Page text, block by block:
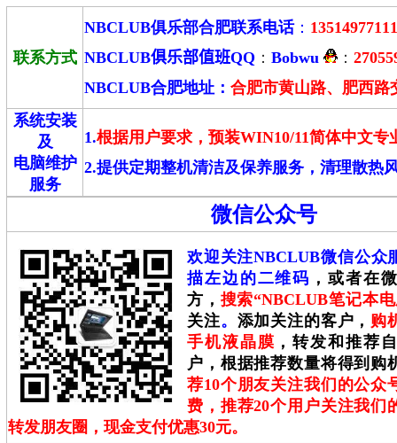
联系方式
NBCLUB俱乐部合肥联系电话：
NBCLUB俱乐部值班QQ ： Bobwu ：
NBCLUB合肥地址： 合肥市黄山路、肥西路
系统安装
及
电脑维护
服务
1.根据用户要求，预装WIN10/11简体中文
2.提供定期整机清洁及保养服务，清理散热
微信公众号
欢迎关注NBCLUB微信公众
描左边的二维码 ，或者在
方， 搜索“NBCLUB笔记本
关注。 添加关注的客户， 购
手机液晶膜 ，转发和推荐
户，根据推荐数量将得到购
荐10个朋友关注我们的公众
费，推荐20个用户关注我们
转发朋友圈，现金支付优惠30元。